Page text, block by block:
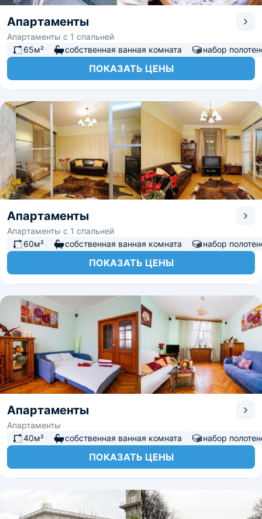
Апартаменты
Апартаменты с 1 спальней
65м²
собственная ванная комната набор
ПОКАЗАТЬ ЦЕНЫ
Апартаменты
Апартаменты с 1 спальней
60м²
собственная ванная комната набор
ПОКАЗАТЬ ЦЕНЫ
Апартаменты
Апартаменты
40м²
собственная ванная комната набор
ПОКАЗАТЬ ЦЕНЫ